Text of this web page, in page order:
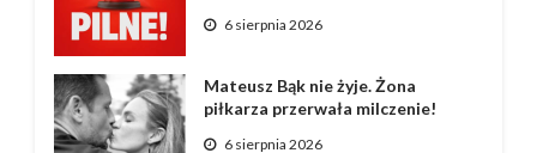
6 sierpnia 2026
Mateusz Bąk nie żyje. Żona
piłkarza przerwała milczenie!
6 sierpnia 2026